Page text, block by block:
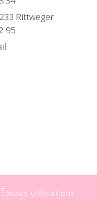
Rittweger
95
utilisations